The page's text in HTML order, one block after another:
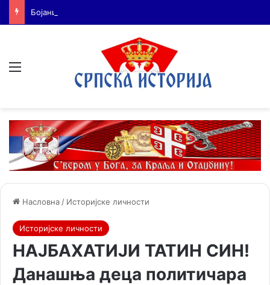
Насловна / Историјске личности
Историјске личности
НАЈБАХАТИЈИ ТАТИН СИН!
Данашња деца политичара